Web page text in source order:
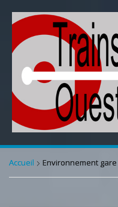
Accueil Environnement gare